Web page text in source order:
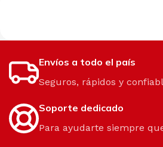
Envíos a todo el país
Seguros, rápidos y
Soporte dedicado
Para ayudarte siempre